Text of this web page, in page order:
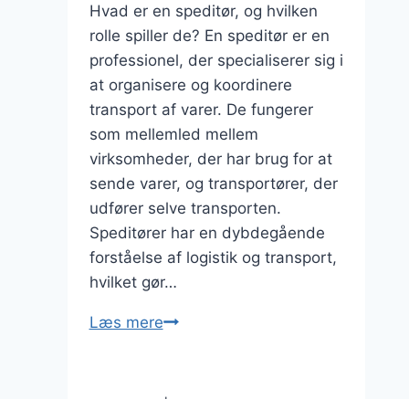
Hvad er en speditør, og hvilken
rolle spiller de? En speditør er en
professionel, der specialiserer sig i
at organisere og koordinere
transport af varer. De fungerer
som mellemled mellem
virksomheder, der har brug for at
sende varer, og transportører, der
udfører selve transporten.
Speditører har en dybdegående
forståelse af logistik og transport,
hvilket gør…
Læs mereSpeditør
til